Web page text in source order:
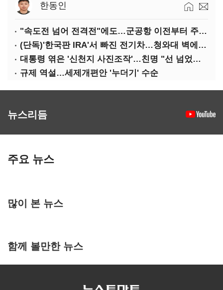
한동인
"속도전 넘어 전격전"에도…군공항 이전부터 주 52시간까지 '뇌관'
(단독)'한국판 IRA'서 빠진 전기차…청와대 벽에 막혔다
대통령 엮은 '신천지 사진조작'…친명 "선 넘었다" 격앙
규제 역설…세제개편안 '누더기' 수순
뉴스리듬
주요 뉴스
많이 본 뉴스
함께 볼만한 뉴스